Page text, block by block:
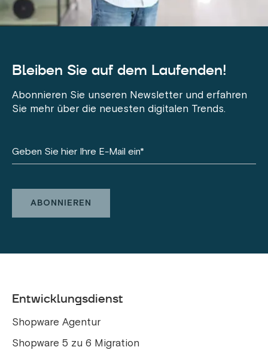
Bleiben Sie auf dem Laufenden!
Abonnieren Sie unseren Newsletter und erfahren
Sie mehr über die neuesten digitalen Trends.
Entwicklungsdienst
Shopware Agentur
Shopware 5 zu 6 Migration